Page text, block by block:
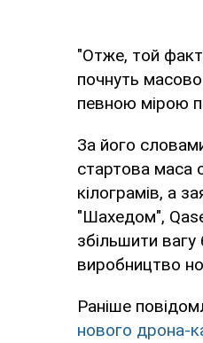
"Отже, той
почнуть
певною мірою
За його
стартова маса
кілограмів, а
"Шахедом",
збільшити
виробництво
Раніше
нового дрона-